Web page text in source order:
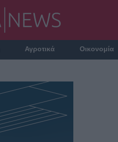
Αγροτικά Οικονομία